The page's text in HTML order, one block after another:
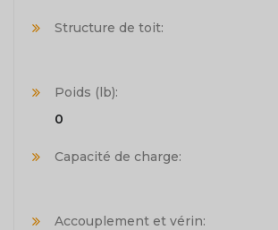
Structure de toit:
Poids (lb):
0
Capacité de charge:
Accouplement et vérin: